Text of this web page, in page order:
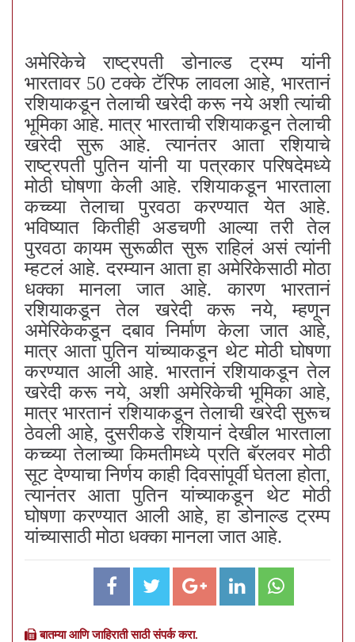
अमेरिकेचे राष्ट्रपती डोनाल्ड ट्रम्प यांनी
भारतावर 50 टक्के टॅरिफ लावला आहे, भारतानं
रशियाकडून तेलाची खरेदी करू नये अशी त्यांची
भूमिका आहे. मात्र भारताची रशियाकडून तेलाची
खरेदी सुरू आहे. त्यानंतर आता रशियाचे
राष्ट्रपती पुतिन यांनी या पत्रकार परिषदेमध्ये
मोठी घोषणा केली आहे. रशियाकडून भारताला
कच्च्या तेलाचा पुरवठा करण्यात येत आहे.
भविष्यात कितीही अडचणी आल्या तरी तेल
पुरवठा कायम सुरूळीत सुरू राहिलं असं त्यांनी
म्हटलं आहे. दरम्यान आता हा अमेरिकेसाठी मोठा
धक्का मानला जात आहे. कारण भारतानं
रशियाकडून तेल खरेदी करू नये, म्हणून
अमेरिकेकडून दबाव निर्माण केला जात आहे,
मात्र आता पुतिन यांच्याकडून थेट मोठी घोषणा
करण्यात आली आहे. भारतानं रशियाकडून तेल
खरेदी करू नये, अशी अमेरिकेची भूमिका आहे,
मात्र भारतानं रशियाकडून तेलाची खरेदी सुरूच
ठेवली आहे, दुसरीकडे रशियानं देखील भारताला
कच्च्या तेलाच्या किमतीमध्ये प्रति बॅरलवर मोठी
सूट देण्याचा निर्णय काही दिवसांपूर्वी घेतला होता,
त्यानंतर आता पुतिन यांच्याकडून थेट मोठी
घोषणा करण्यात आली आहे, हा डोनाल्ड ट्रम्प
यांच्यासाठी मोठा धक्का मानला जात आहे.
बातम्या आणि जाहिराती साठी संपर्क करा.